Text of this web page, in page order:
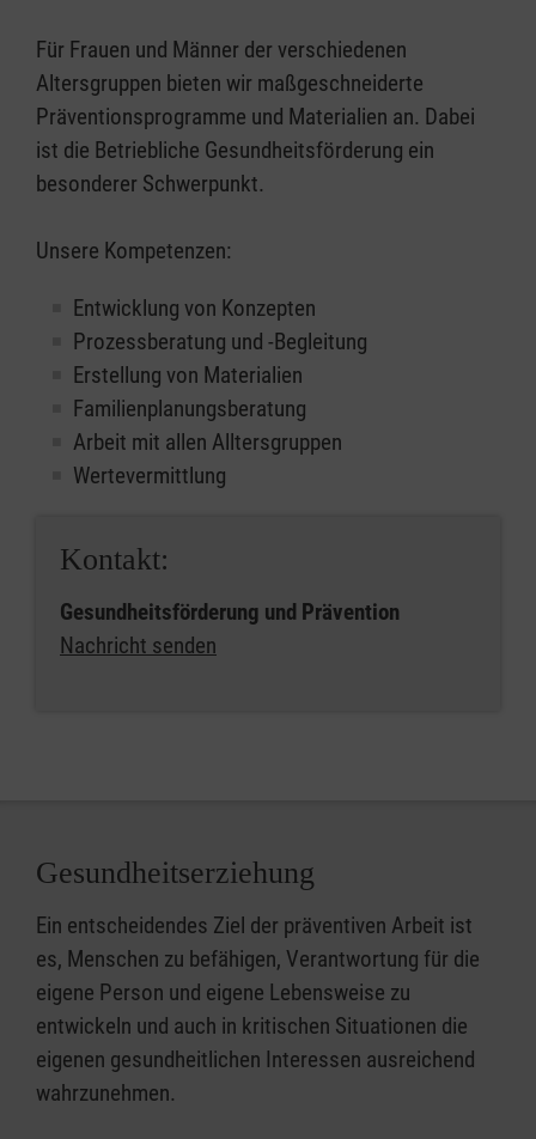
Für Frauen und Männer der verschiedenen
Altersgruppen bieten wir maßgeschneiderte
Präventionsprogramme und Materialien an. Dabei
ist die Betriebliche Gesundheitsförderung ein
besonderer Schwerpunkt.
Unsere Kompetenzen:
Entwicklung von Konzepten
Prozessberatung und -Begleitung
Erstellung von Materialien
Familienplanungsberatung
Arbeit mit allen Alltersgruppen
Wertevermittlung
Kontakt:
Gesundheitsförderung und Prävention
Nachricht senden
Gesundheitserziehung
Ein entscheidendes Ziel der präventiven Arbeit ist
es, Menschen zu befähigen, Verantwortung für die
eigene Person und eigene Lebensweise zu
entwickeln und auch in kritischen Situationen die
eigenen gesundheitlichen Interessen ausreichend
wahrzunehmen.